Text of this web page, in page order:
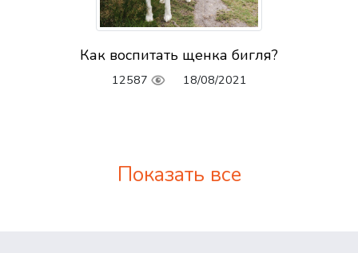
Как воспитать щенка бигля?
12587 18/08/2021
Показать все